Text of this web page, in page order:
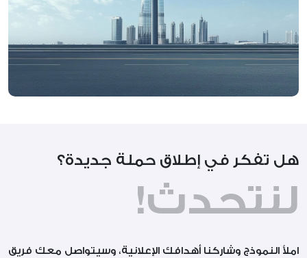
هل تفكر في إطلاق حملة جديدة؟
لنتحدث!
املأ النموذج وشاركنا أهدافك الإعلانية، وسيتواصل معك فريق